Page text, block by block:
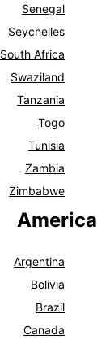
Senegal
Seychelles
South Africa
Swaziland
Tanzania
Togo
Tunisia
Zambia
Zimbabwe
America
Argentina
Bolivia
Brazil
Canada